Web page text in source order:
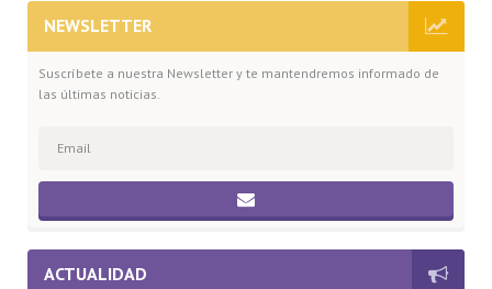
NEWSLETTER
Suscríbete a nuestra Newsletter y te mantendremos informado de
las últimas noticias.
ACTUALIDAD